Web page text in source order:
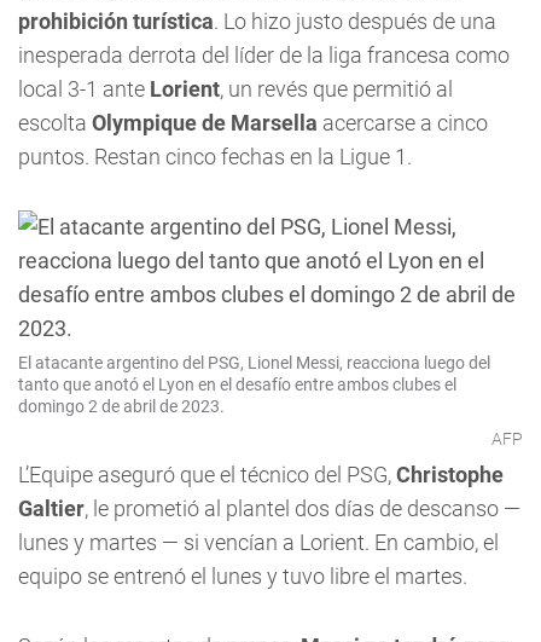
prohibición turística. Lo hizo justo después de una
inesperada derrota del líder de la liga francesa como
local 3-1 ante Lorient, un revés que permitió al
escolta Olympique de Marsella acercarse a cinco
puntos. Restan cinco fechas en la Ligue 1.
El atacante argentino del PSG, Lionel Messi, reacciona luego del
tanto que anotó el Lyon en el desafío entre ambos clubes el
domingo 2 de abril de 2023.
AFP
L’Equipe aseguró que el técnico del PSG,Christophe
Galtier, le prometió al plantel dos días de descanso —
lunes y martes — si vencían a Lorient. En cambio, el
equipo se entrenó el lunes y tuvo libre el martes.